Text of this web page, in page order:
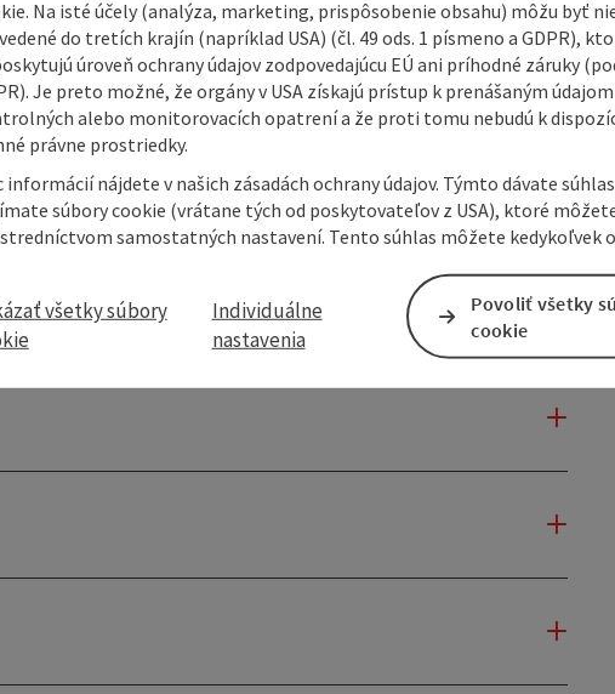
Na isté účely (analýza, marketing, prispôsobenie obsahu) môžu byť
do tretích krajín (napríklad USA) (čl. 49 ods. 1 písmeno a GDPR),
úroveň ochrany údajov zodpovedajúcu EÚ ani príhodné záruky
Je preto možné, že orgány v USA získajú prístup k prenášaným
alebo monitorovacích opatrení a že proti tomu nebudú k
právne prostriedky.
informácií nájdete v našich zásadách ochrany údajov. Týmto dávate
súbory cookie (vrátane tých od poskytovateľov z USA), ktoré
samostatných nastavení. Tento súhlas môžete kedykoľvek
všetky súbory
Individuálne
nastavenia
Povoliť všetky
cookie